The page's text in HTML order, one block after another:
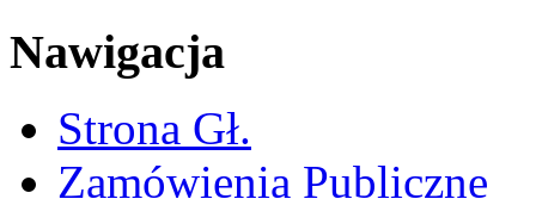
Nawigacja
Strona Gł.
Zamówienia Publiczne